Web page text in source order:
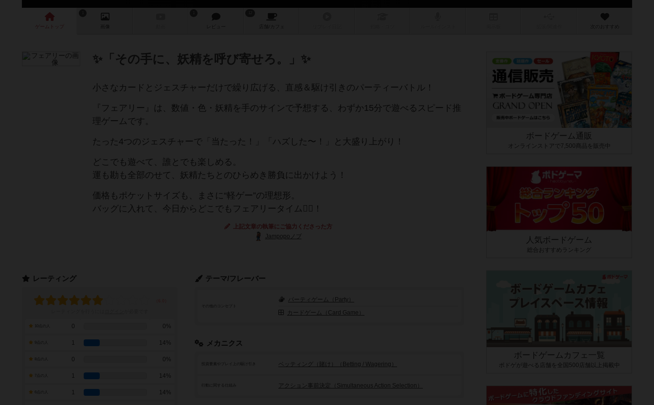
ゲーム 画像 レビュー 店舗/ カフェ 次のおすすめ
✨「その手に、妖精を呼び寄せろ。」✨
小さなカードとジェスチャーだけで繰り広げる、直感＆駆け引きのパーティーバトル！
『フェアリー』は、数値・色・妖精を手のサインで予想する、わずか15分で遊べるスピード推
理ゲームです。
たった4つのジェスチャーで「当たった！」「ハズした〜！」と大盛り上がり！
どこでも遊べて、誰とでも楽しめる。
運も勘も全部のせて、妖精たちとのひらめき勝負に出かけよう！
価格もポケットサイズも、まさに“軽ゲー”の理想形。
バッグに入れて、今日からどこでもフェアリータイム🧚‍♂️！
上記文章の執筆にご協力くださった方
Jampopoノブ
テーマ/フレーバー
その他のコンセプト
パーティゲーム（Party）
カードゲーム（Card Game）
メカニクス
投資要素やプレイ上の駆け引き ベッティング（賭け）（Betting / Wagering）
行動に関する仕組み アクション事前決定（Simultaneous Action Selection）
レーティング
0 0%
1 14%
0 0%
7点の人 1 14%
1 14%
ボードゲーム通販
オンラインストアで7,500商品を販売中
人気ボードゲーム
総合おすすめランキング
ボードゲームカフェ一覧
ボドゲが遊べる店舗を全国500店舗以上掲載中